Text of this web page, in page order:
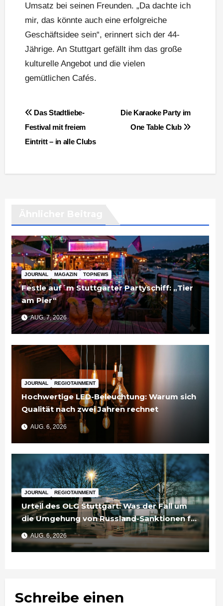
Umsatz bei seinen Freunden. „Da dachte ich
mir, das könnte auch eine erfolgreiche
Geschäftsidee sein“, erinnert sich der 44-
Jährige. An Stuttgart gefällt ihm das große
kulturelle Angebot und die vielen
gemütlichen Cafés.
BeitragsnavigationDie Karaoke Party im
One Table Club
Das Stadtliebe-
Festival mit freiem
Eintritt – in alle Clubs
JOURNAL MAGAZIN TOPNEWS
Festle auf´m Stuttgarter Partyschiff: „Tier
am Pier“
AUG. 7, 2026
JOURNAL REGIOTAINMENT
Hochwertige LED-Beleuchtung: Warum sich
Qualität nach zwei Jahren rechnet
AUG. 6, 2026
JOURNAL REGIOTAINMENT
Urteil des OLG Stuttgart: Was der Fall um
die Umgehung von Russland-Sanktionen für
Unternehmen bedeutet
AUG. 6, 2026
Schreibe einen